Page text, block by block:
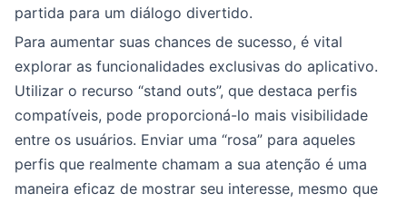
partida para um diálogo divertido.
Para aumentar suas chances de sucesso, é vital
explorar as funcionalidades exclusivas do aplicativo.
Utilizar o recurso “stand outs”, que destaca perfis
compatíveis, pode proporcioná-lo mais visibilidade
entre os usuários. Enviar uma “rosa” para aqueles
perfis que realmente chamam a sua atenção é uma
maneira eficaz de mostrar seu interesse, mesmo que